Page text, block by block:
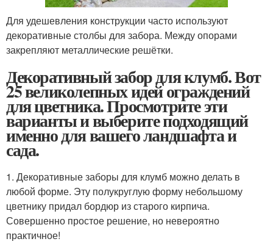
Для удешевления конструкции часто используют
декоративные столбы для забора. Между опорами
закрепляют металлические решётки.
Декоративный забор для клумб. Вот
25 великолепных идей ограждений
для цветника. Просмотрите эти
варианты и выберите подходящий
именно для вашего ландшафта и
сада.
1. Декоративные заборы для клумб можно делать в
любой форме. Эту полукруглую форму небольшому
цветнику придал бордюр из старого кирпича.
Совершенно простое решение, но невероятно
практичное!